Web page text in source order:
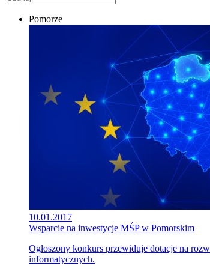
Pomorze
10.01.2017
Wsparcie na inwestycje MŚP w Pomorskim
Ogłoszony konkurs przewiduje dotacje na
informatycznych.